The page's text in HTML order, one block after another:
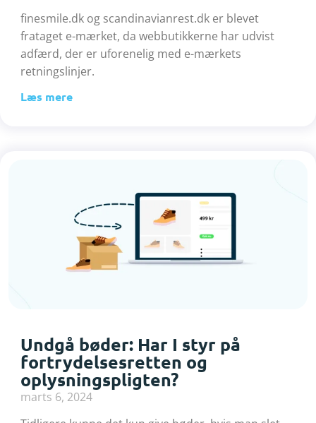
finesmile.dk og scandinavianrest.dk er blevet
frataget e-mærket, da webbutikkerne har udvist
adfærd, der er uforenelig med e-mærkets
retningslinjer.
Læs mere
Undgå bøder: Har I styr på
fortrydelsesretten og
oplysningspligten?
marts 6, 2024